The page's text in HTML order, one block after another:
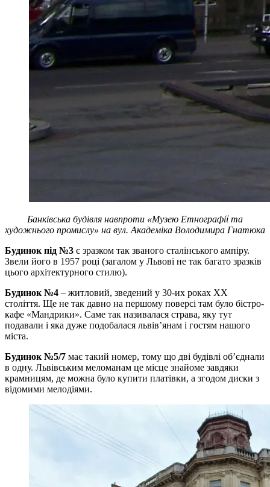
Банківська будівля навпроти «Музею Етнографії та
художнього промислу» на вул. Академіка Володимира Гнатюка
Будинок під №3 є зразком так званого сталінського ампіру.
Звели його в 1957 році (загалом у Львові не так багато зразків
цього архітектурного стилю).
Будинок №4 – житловий, зведений у 30-их роках ХХ
століття. Ще не так давно на першому поверсі там було бістро-
кафе «Мандрики». Саме так називалася страва, яку тут
подавали і яка дуже подобалася львів’янам і гостям нашого
міста.
Будинок №5/7 має такий номер, тому що дві будівлі об’єднали
в одну. Львівським меломанам це місце знайоме завдяки
крамницям, де можна було купити платівки, а згодом диски з
відомими мелодіями.